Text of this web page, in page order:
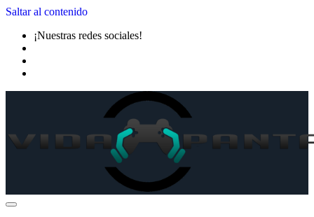
Saltar al contenido
¡Nuestras redes sociales!